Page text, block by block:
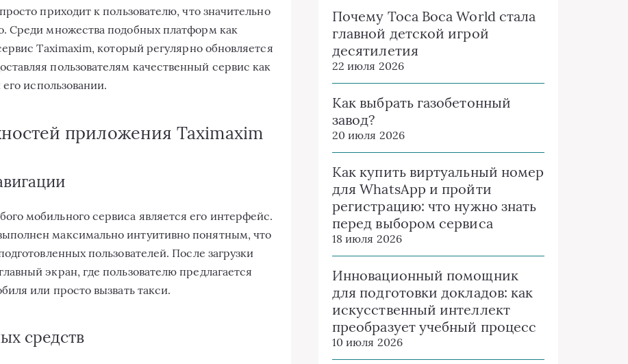
приходит к пользователю, что значительно
Среди множества подобных платформ как
Taximaxim, который регулярно обновляется
пользователям качественный сервис как
использовании.
приложения Taximaxim
мобильного сервиса является его интерфейс.
максимально интуитивно понятным, что
пользователей. После загрузки
экран, где пользователю предлагается
или просто вызвать такси.
средств
Почему Toca Boca World стала
главной детской игрой
десятилетия
22 июля 2026
Как выбрать газобетонный
завод?
20 июля 2026
Как купить виртуальный номер
для WhatsApp и пройти
регистрацию: что нужно знать
перед выбором сервиса
18 июля 2026
Инновационный помощник
для подготовки докладов: как
искусственный интеллект
преобразует учебный процесс
10 июля 2026